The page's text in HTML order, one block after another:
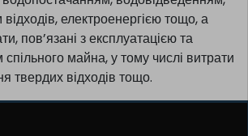
електроенергією тощо, а
пов’язані з експлуатацією та
майна, у тому числі витрати
твердих відходів тощо.